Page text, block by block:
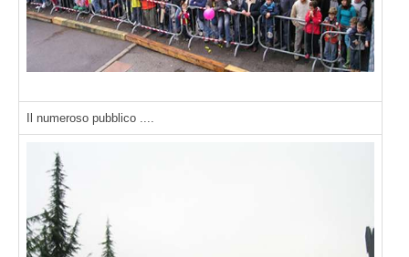
Il numeroso pubblico ....